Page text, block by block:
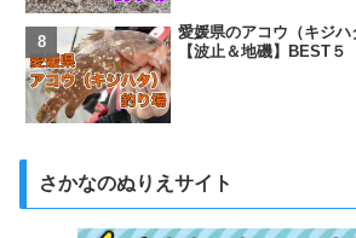
愛媛県のアコウ（キジ
【波止＆地磯】BEST５
さかなのぬりえサイト